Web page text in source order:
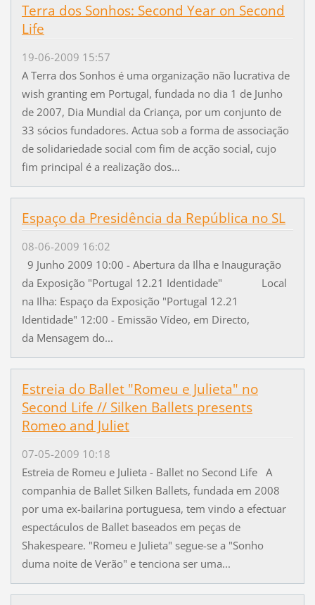
Terra dos Sonhos: Second Year on Second
Life
19-06-2009 15:57
A Terra dos Sonhos é uma organização não lucrativa de
wish granting em Portugal, fundada no dia 1 de Junho
de 2007, Dia Mundial da Criança, por um conjunto de
33 sócios fundadores. Actua sob a forma de associação
de solidariedade social com fim de acção social, cujo
fim principal é a realização dos...
Espaço da Presidência da República no SL
08-06-2009 16:02
9 Junho 2009 10:00 - Abertura da Ilha e Inauguração
da Exposição "Portugal 12.21 Identidade" Local
na Ilha: Espaço da Exposição "Portugal 12.21
Identidade" 12:00 - Emissão Vídeo, em Directo,
da Mensagem do...
Estreia do Ballet "Romeu e Julieta" no
Second Life // Silken Ballets presents
Romeo and Juliet
07-05-2009 10:18
Estreia de Romeu e Julieta - Ballet no Second Life A
companhia de Ballet Silken Ballets, fundada em 2008
por uma ex-bailarina portuguesa, tem vindo a efectuar
espectáculos de Ballet baseados em peças de
Shakespeare. "Romeu e Julieta" segue-se a "Sonho
duma noite de Verão" e tenciona ser uma...